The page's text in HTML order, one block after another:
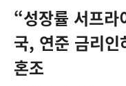
“성장률 서프
국, 연준 금리인
혼조